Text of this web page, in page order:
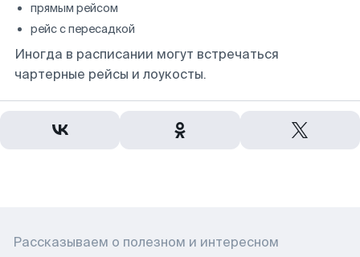
прямым рейсом
рейс с пересадкой
Иногда в расписании могут встречаться
чартерные рейсы и лоукосты.
Рассказываем о полезном и интересном